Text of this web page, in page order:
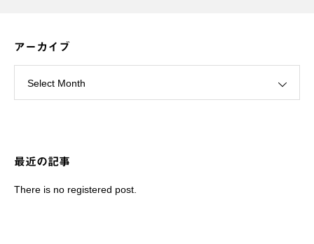
アーカイブ
Select Month
最近の記事
There is no registered post.